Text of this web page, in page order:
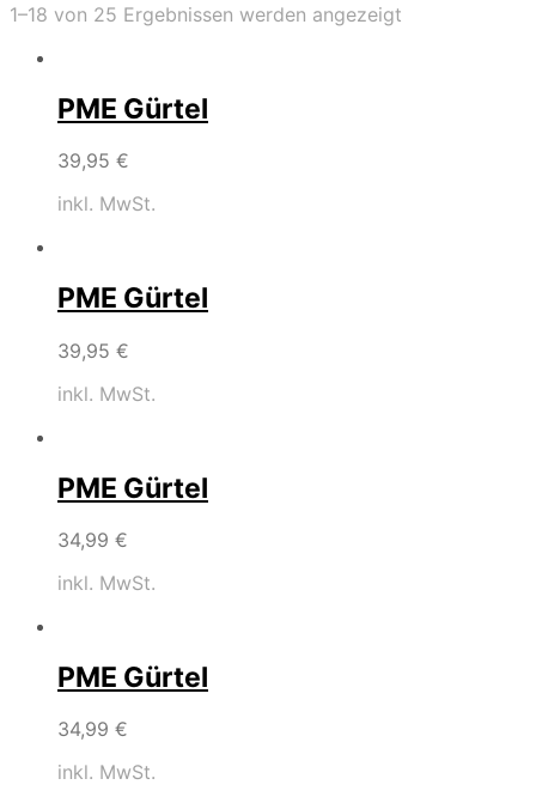
1–18 von 25 Ergebnissen werden angezeigt
PME Gürtel
39,95 €
inkl. MwSt.
PME Gürtel
39,95 €
inkl. MwSt.
PME Gürtel
34,99 €
inkl. MwSt.
PME Gürtel
34,99 €
inkl. MwSt.